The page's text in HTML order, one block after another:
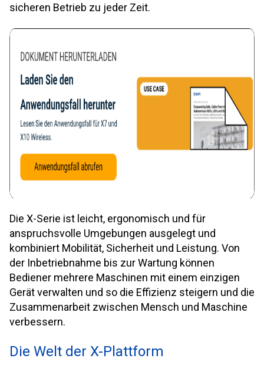
sicheren Betrieb zu jeder Zeit.
Die X-Serie ist leicht, ergonomisch und für
anspruchsvolle Umgebungen ausgelegt und
kombiniert Mobilität, Sicherheit und Leistung. Von
der Inbetriebnahme bis zur Wartung können
Bediener mehrere Maschinen mit einem einzigen
Gerät verwalten und so die Effizienz steigern und die
Zusammenarbeit zwischen Mensch und Maschine
verbessern.
Die Welt der X-Plattform